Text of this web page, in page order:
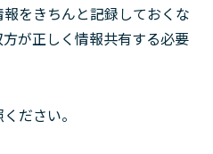
をきちんと記録しておくな
が正しく情報共有する必要
ださい。